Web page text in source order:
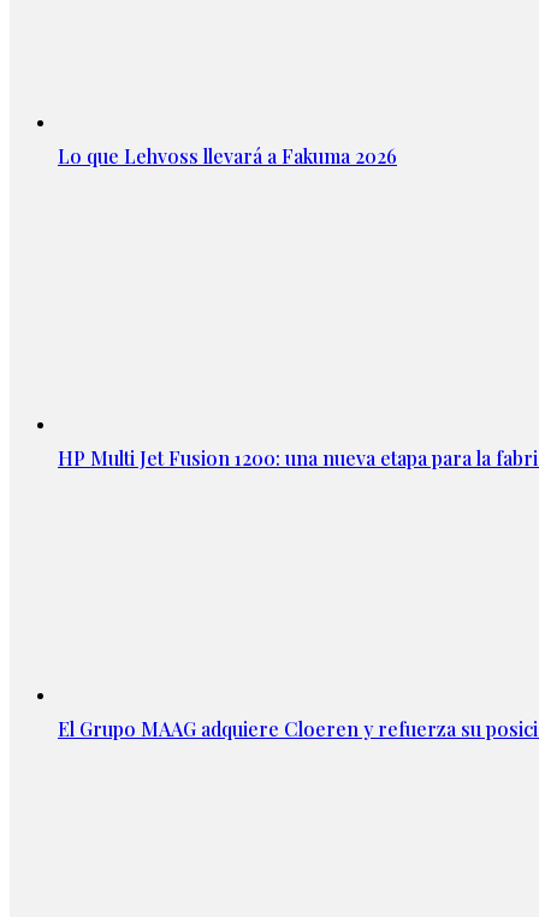
Lo que Lehvoss llevará a Fakuma 2026
HP Multi Jet Fusion 1200: una nueva etapa para la
El Grupo MAAG adquiere Cloeren y refuerza su